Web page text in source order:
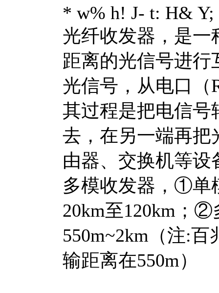
* w% h! J- t: H& Y;
光纤收发器，是一
距离的光信号进
光信号，从电口（
其过程是把电信号
去，在另一端再把
由器、交换机等
多模收发器，①单
20km至120km；
550m~2km（注:
输距离在550m）